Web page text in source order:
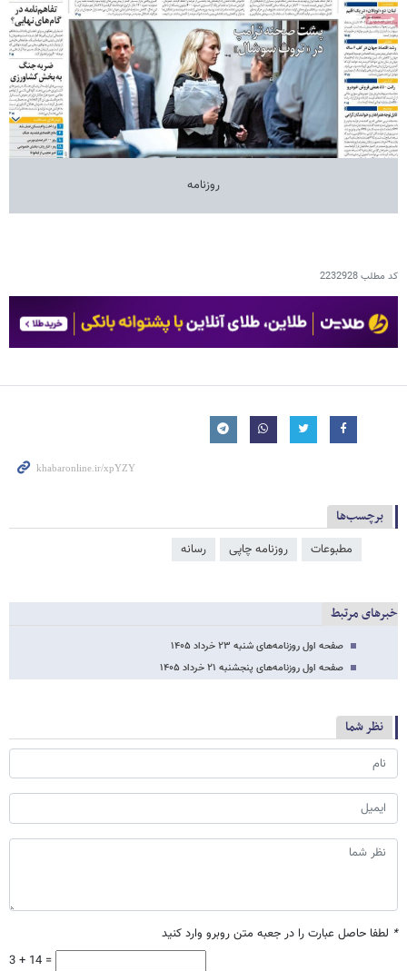
روزنامه
کد مطلب2232928
برچسب‌ها
مطبوعات روزنامه چاپی رسانه
خبرهای مرتبط
صفحه اول روزنامه‌های شنبه ۲۳ خرداد ۱۴۰۵
صفحه اول روزنامه‌های پنجشنبه ۲۱ خرداد ۱۴۰۵
نظر شما
* لطفا حاصل عبارت را در جعبه متن روبرو وارد کنید
3 + 14 =